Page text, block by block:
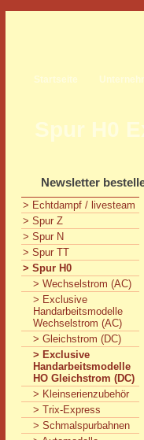
Startseite
Spur H0
Newsletter
> Echtdampf / livesteam
> Spur Z
> Spur N
> Spur TT
> Spur H0
> Wechselstrom (AC)
> Exclusive
Handarbeitsmodelle
Wechselstrom (AC)
> Gleichstrom (DC)
> Exclusive
Handarbeitsmodelle
HO Gleichstrom (DC)
> Kleinserienzubehör
> Trix-Express
> Schmalspurbahnen